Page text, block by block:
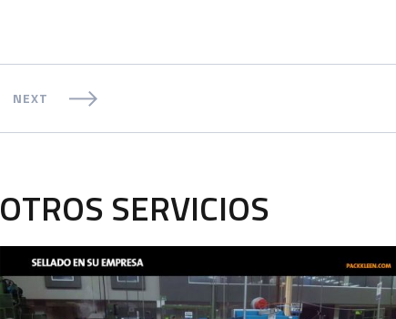
NEXT
OTROS SERVICIOS